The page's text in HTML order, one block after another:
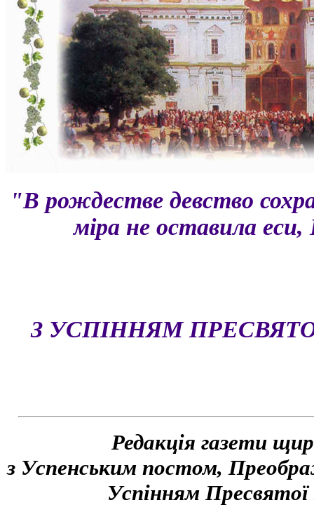
"В рождестве девство
мiра не оставила еси,
З УСПIННЯМ
Редакція газети
з Успенським постом,
Успінням Пресвятої